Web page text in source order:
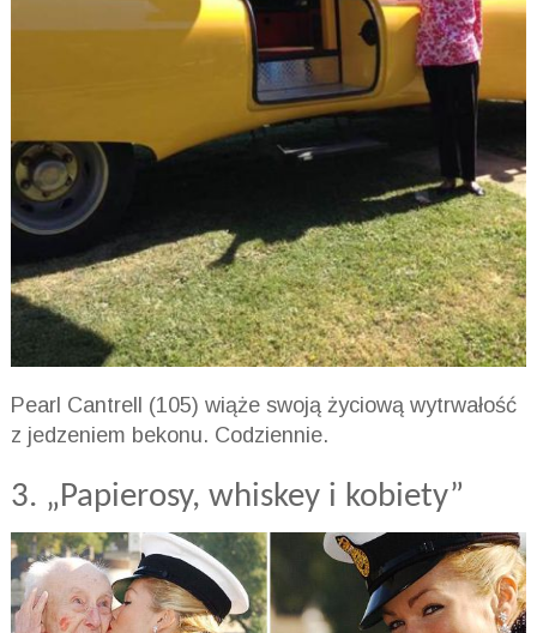
Pearl Cantrell (105) wiąże swoją życiową wytrwałość
z jedzeniem bekonu. Codziennie.
3. „Papierosy, whiskey i kobiety”